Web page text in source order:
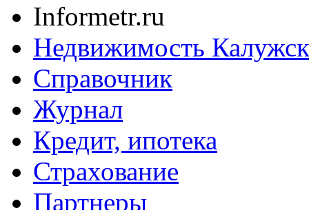
Informetr.ru
Недвижимость
Справочник
Журнал
Кредит, ипотека
Страхование
Партнеры